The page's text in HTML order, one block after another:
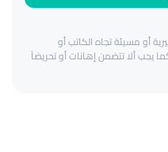
أو مسيئة تجاه الكاتب أو
يجب ألا تتضمن إهانات أو تحريضاً